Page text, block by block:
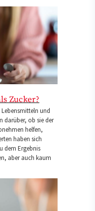
Zucker?
und
darüber, ob sie der
helfen,
haben sich
dem Ergebnis
aber auch kaum